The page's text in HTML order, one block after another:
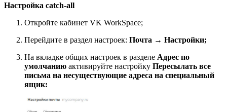
Настройка catch-all
Откройте кабинет VK WorkSpace;
Перейдите в раздел настроек: Почта → Настройки;
На вкладке общих настроек в разделе Адрес по
умолчанию активируйте настройку Пересылать все
письма на несуществующие адреса на специальный
ящик: